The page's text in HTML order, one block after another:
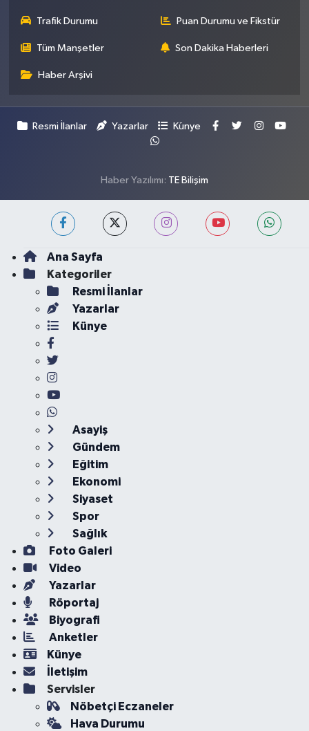
Trafik Durumu Puan Durumu ve Fikstür
Tüm Manşetler Son Dakika Haberleri
Haber Arşivi
Resmi İlanlar Yazarlar Künye
Haber Yazılımı: TE Bilişim
Ana Sayfa
Kategoriler
Resmi İlanlar
Yazarlar
Künye
Asayiş
Gündem
Eğitim
Ekonomi
Siyaset
Spor
Sağlık
Foto Galeri
Video
Yazarlar
Röportaj
Biyografi
Anketler
Künye
İletişim
Servisler
Nöbetçi Eczaneler
Hava Durumu